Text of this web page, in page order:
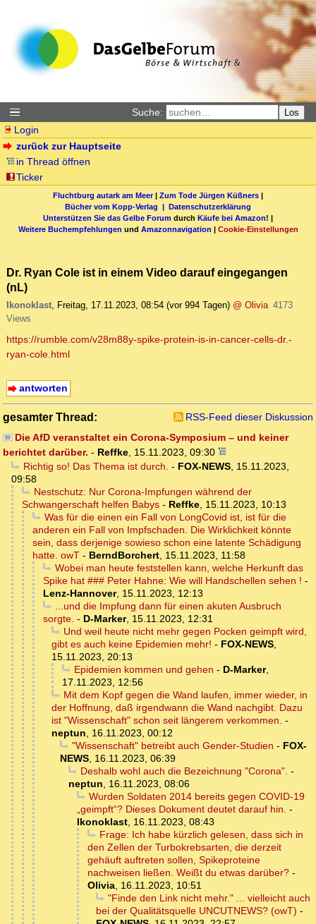
Suche: Los
Login
zurück zur Hauptseite
in Thread öffnen
Ticker
Fluchtburg autark am Meer| Zum Tode Jürgen Küßners |
Bücher vom Kopp-Verlag | Datenschutzerklärung
Unterstützen Sie das Gelbe Forum durch Käufe bei Amazon! |
Weitere Buchempfehlungen und Amazonnavigation | Cookie-Einstellungen
Dr. Ryan Cole ist in einem Video darauf eingegangen
(nL)
Ikonoklast, Freitag, 17.11.2023, 08:54 (vor 994 Tagen) @ Olivia 4173
Views
https://rumble.com/v28m88y-spike-protein-is-in-cancer-cells-dr.-
ryan-cole.html
antworten
gesamter Thread:
RSS-Feed dieser Diskussion
Die AfD veranstaltet ein Corona-Symposium – und keiner
berichtet darüber. - Reffke, 15.11.2023, 09:30
Richtig so! Das Thema ist durch. - FOX-NEWS, 15.11.2023,
09:58
Nestschutz: Nur Corona-Impfungen während der
Schwangerschaft helfen Babys - Reffke, 15.11.2023, 10:13
Was für die einen ein Fall von LongCovid ist, ist für die
anderen ein Fall von Impfschaden. Die Wirklichkeit könnte
sein, dass derjenige sowieso schon eine latente Schädigung
hatte. owT - BerndBorchert, 15.11.2023, 11:58
Wobei man heute feststellen kann, welche Herkunft das
Spike hat ### Peter Hahne: Wie will Handschellen sehen ! -
Lenz-Hannover, 15.11.2023, 12:13
...und die Impfung dann für einen akuten Ausbruch
sorgte. - D-Marker, 15.11.2023, 12:31
Und weil heute nicht mehr gegen Pocken geimpft wird,
gibt es auch keine Epidemien mehr! - FOX-NEWS,
15.11.2023, 20:13
Epidemien kommen und gehen - D-Marker,
17.11.2023, 12:56
Mit dem Kopf gegen die Wand laufen, immer wieder, in
der Hoffnung, daß irgendwann die Wand nachgibt. Dazu
ist "Wissenschaft" schon seit längerem verkommen. -
neptun, 16.11.2023, 00:12
"Wissenschaft" betreibt auch Gender-Studien - FOX-
NEWS, 16.11.2023, 06:39
Deshalb wohl auch die Bezeichnung "Corona". -
neptun, 16.11.2023, 08:06
Wurden Soldaten 2014 bereits gegen COVID-19
„geimpft“? Dieses Dokument deutet darauf hin. -
Ikonoklast, 16.11.2023, 08:43
Frage: Ich habe kürzlich gelesen, dass sich in
den Zellen der Turbokrebsarten, die derzeit
gehäuft auftreten sollen, Spikeproteine
nachweisen ließen. Weißt du etwas darüber? -
Olivia, 16.11.2023, 10:51
"Finde den Link nicht mehr." ... vielleicht auch
bei der Qualitätsquelle UNCUTNEWS? (owT) -